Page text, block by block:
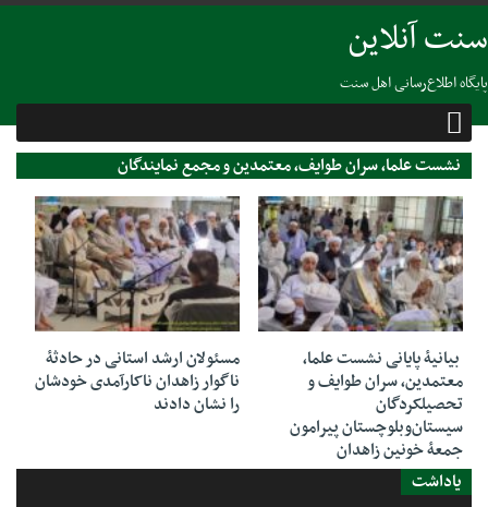
سنت آنلاین
پایگاه اطلاع‌رسانی اهل سنت
نشست علما، سران طوایف، معتمدین و مجمع نمایندگان
سیستان‌وبلوچستان
07 اکتبر 2022
بیانیۀ پایانی نشست علما،
معتمدین، سران طوایف و
تحصیلکردگان
سیستان‌وبلوچستان پیرامون
جمعۀ خونین زاهدان
06 اکتبر 2022
مسئولان ارشد استانی در حادثۀ
ناگوار زاهدان ناکارآمدی خودشان
را نشان دادند
یاداشت